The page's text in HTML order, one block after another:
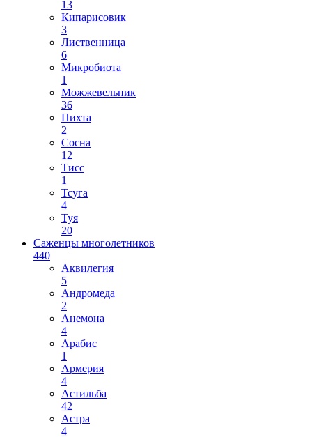
13
Кипарисовик
3
Лиственница
6
Микробиота
1
Можжевельник
36
Пихта
2
Сосна
12
Тисс
1
Тсуга
4
Туя
20
Саженцы многолетников
440
Аквилегия
5
Андромеда
2
Анемона
4
Арабис
1
Армерия
4
Астильба
42
Астра
4